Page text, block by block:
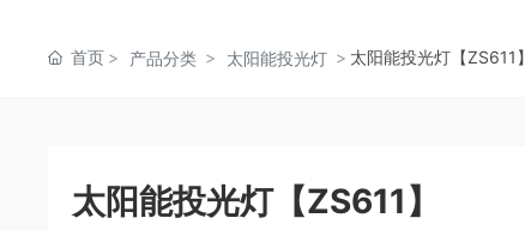
太阳能路灯
首页 产品分类 太阳能投光灯 太阳能投光灯【ZS611】
太阳能投光灯【ZS611】